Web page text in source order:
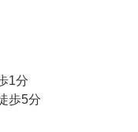
1分
歩5分